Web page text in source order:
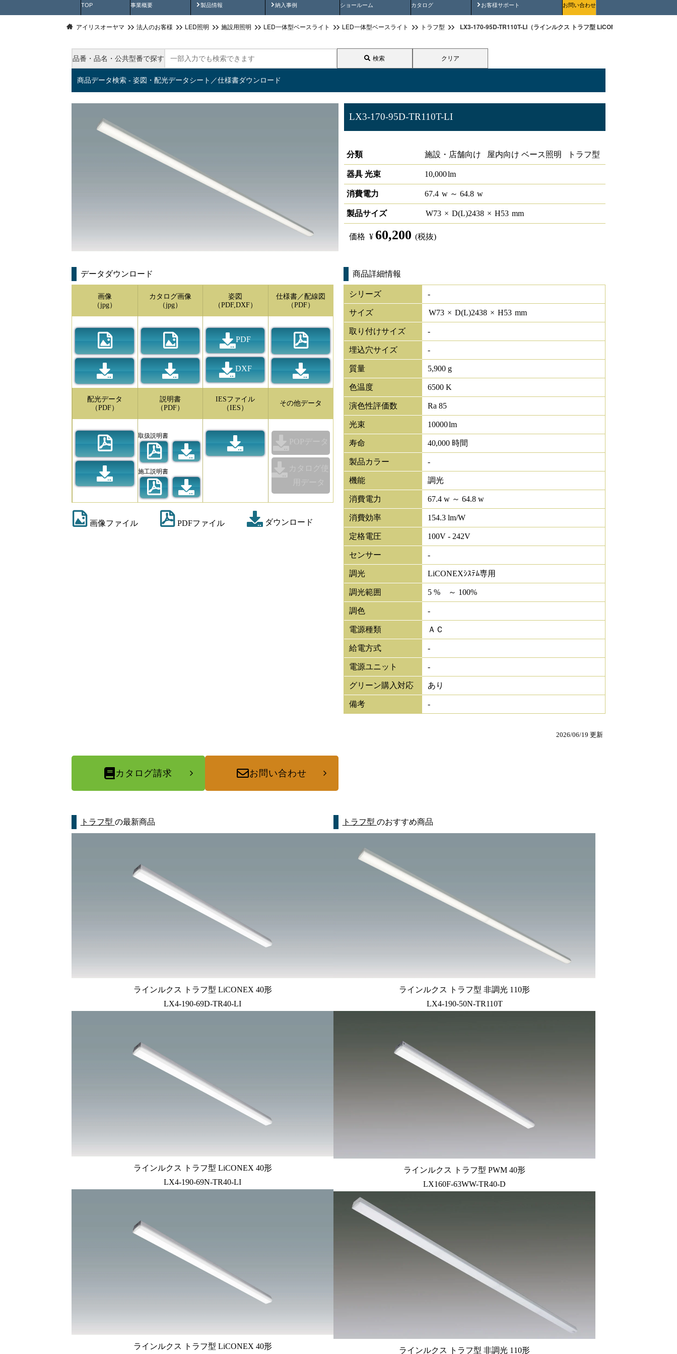
TOP 事業概要 製品情報
製品動画 納入事例
納入事例動画 ショールーム カタログ お客様サポート
安全にご使用いただくためにお問い合わせ
アイリスオーヤマ 法人のお客様 LED照明 施設用照明 LED一体型ベースライト LED一体型ベースライト トラフ型 LX3-170-95D-TR110T-LI（ラインルクス トラフ型 LiCONEX 110形 ）
品番・品名・公共型番で探す 検索 クリア
商品データ検索 - 姿図・配光データシート／仕様書ダウンロード
LX3-170-95D-TR110T-LI
分類
施設・店舗向け 屋内向け ベース照明 トラフ型
器具 光束 10,000lm
消費電力 67.4 w ～ 64.8 w
製品サイズ W73 × D(L)2438 × H53 mm
価格 ¥ 60,200 (税抜)
データダウンロード
画像
（jpg）
カタログ画像
（jpg）
姿図
（PDF,DXF）
PDF
DXF
仕様書／配線図
（PDF）
配光データ
（PDF）
説明書
（PDF）
取扱説明書
施工説明書
IESファイル
（IES）
その他データ
POPデータ
カタログ使
用データ
画像ファイル PDFファイル ダウンロード
商品詳細情報
シリーズ -
サイズ W73 × D(L)2438 × H53 mm
取り付けサイズ -
埋込穴サイズ -
質量 5,900 g
色温度 6500 K
演色性評価数 Ra 85
光束 10000lm
寿命 40,000 時間
製品カラー -
機能 調光
消費電力 67.4 w ～ 64.8 w
消費効率 154.3 lm/W
定格電圧 100V - 242V
センサー -
調光 LiCONEXｼｽﾃﾑ専用
調光範囲 5 % ～ 100%
調色 -
電源種類 ＡＣ
給電方式 -
電源ユニット -
グリーン購入対応 あり
備考 -
2026/06/19 更新
カタログ請求 お問い合わせ
トラフ型 の最新商品
ラインルクス トラフ型 LiCONEX 40形
LX4-190-69D-TR40-LI
ラインルクス トラフ型 LiCONEX 40形
LX4-190-69N-TR40-LI
ラインルクス トラフ型 LiCONEX 40形
トラフ型 のおすすめ商品
ラインルクス トラフ型 非調光 110形
LX4-190-50N-TR110T
ラインルクス トラフ型 PWM 40形
LX160F-63WW-TR40-D
ラインルクス トラフ型 非調光 110形